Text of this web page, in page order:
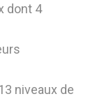
dont 4
niveaux de